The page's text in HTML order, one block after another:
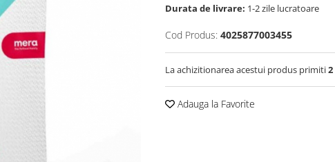
Durata de livrare: 1-2 zile lucratoare
Cod Produs: 4025877003455
La achizitionarea acestui produs primiti2
Adauga la Favorite